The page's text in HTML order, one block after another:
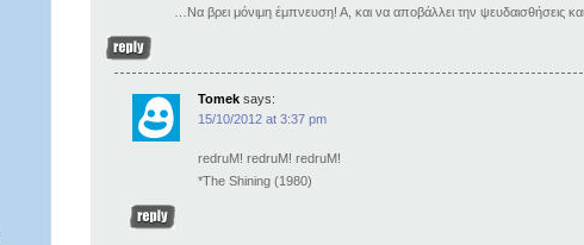
…Να βρει μόνιμη έμπνευση! Α, και να αποβάλλει την ψευδαισθήσεις
Tomek says:
15/10/2012 at 3:37 pm
redruM! redruM! redruM!
*The Shining (1980)